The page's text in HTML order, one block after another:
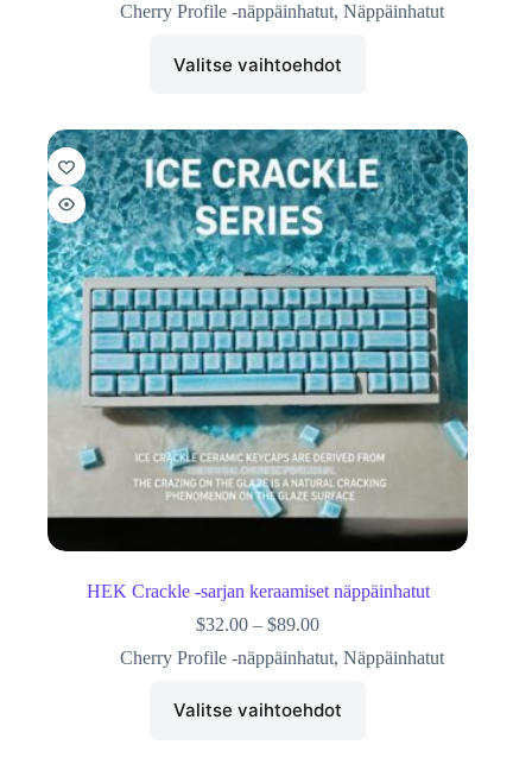
Cherry Profile -näppäinhatut, Näppäinhatut
Valitse vaihtoehdot
HEK Crackle -sarjan keraamiset näppäinhatut
$32.00 – $89.00
Cherry Profile -näppäinhatut, Näppäinhatut
Valitse vaihtoehdot